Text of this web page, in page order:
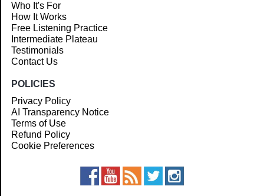
Who It's For
How It Works
Free Listening Practice
Intermediate Plateau
Testimonials
Contact Us
POLICIES
Privacy Policy
AI Transparency Notice
Terms of Use
Refund Policy
Cookie Preferences